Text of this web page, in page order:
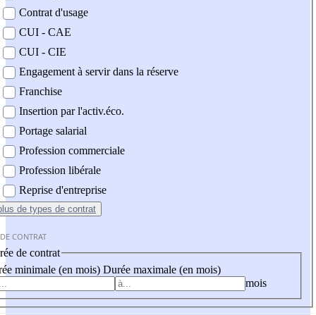
Contrat d'usage
CUI - CAE
CUI - CIE
Engagement à servir dans la réserve
Franchise
Insertion par l'activ.éco.
Portage salarial
Profession commerciale
Profession libérale
Reprise d'entreprise
de types de contrat
CONTRAT
de contrat
minimale (en mois) Durée maximale (en mois)
mois